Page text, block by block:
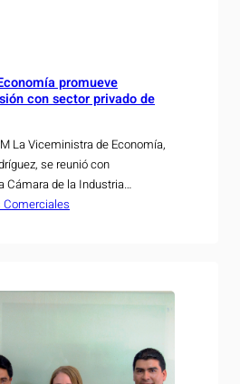
promueve
con sector privado de
La Viceministra de Economía,
se reunió con
Cámara de la Industria
(CIFABOL) y de la Cámara de
Comerciales